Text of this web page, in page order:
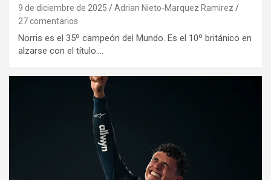
9 de diciembre de 2025
Adrian Nieto-Marquez Ramirez
27 comentarios
Norris es el 35º campeón del Mundo. Es el 10º británico en
alzarse con el título.…